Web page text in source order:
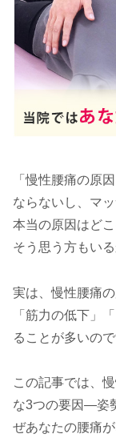
「慢性腰痛の原
ならないし、マ
本当の原因はど
そう思う方もい
実は、慢性腰痛
「筋力の低下」
ることが多いので
この記事では、
な3つの要因—姿
ぜあなたの腰痛